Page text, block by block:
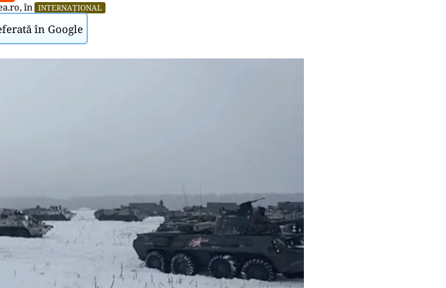
, în INTERNAȚIONAL
în Google